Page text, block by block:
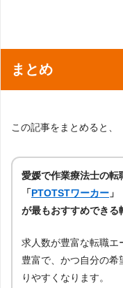
まとめ
この記事をまとめると、
愛媛で作業療法士の転
「PTOTSTワーカー 」
が最もおすすめできる
求人数が豊富な転職エ
豊富で、かつ自分の
りやすくなります。